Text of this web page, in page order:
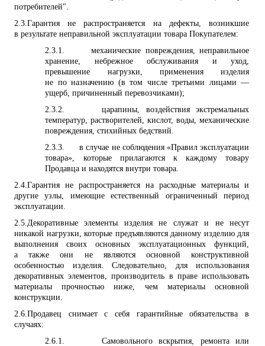
потребителей".
2.3. Гарантия не распространяется на дефекты, возникшие
в результате неправильной эксплуатации товара Покупателем:
2.3.1.
механические повреждения, неправильное
хранение, небрежное обслуживания и уход,
превышение нагрузки, применения изделия
не по назначению (в том числе третьими лицами —
ущерб, причиненный перевозчиками);
2.3.2.
царапины, воздействия экстремальных
температур, растворителей, кислот, воды, механические
повреждения, стихийных бедствий.
2.3.3.
в случае не соблюдения «Правил эксплуатации
товара», которые прилагаются к каждому товару
Продавца и находятся внутри товара.
2.4. Гарантия не распространяется на расходные материалы и
другие узлы, имеющие естественный ограниченный период
эксплуатации.
2.5. Декоративные элементы изделия не служат и не несут
никакой нагрузки, которые предъявляются данному изделию для
выполнения своих основных эксплуатационных функций,
а также они не являются основной конструктивной
особенностью изделия. Следовательно, для использования
декоративных элементов, производитель в праве использовать
материалы прочностью ниже, чем материалы основной
конструкции.
2.6. Продавец снимает с себя гарантийные обязательства в
случаях:
2.6.1.
Самовольного вскрытия, ремонта или